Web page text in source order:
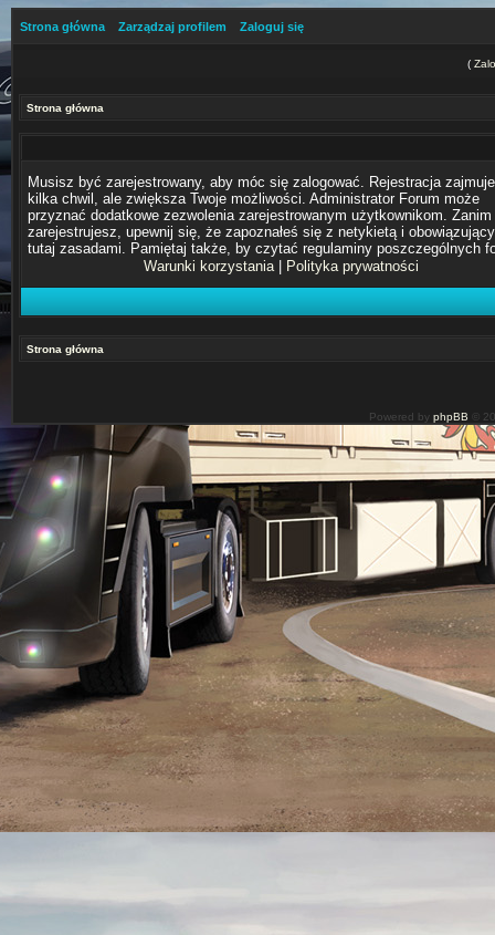
Strona główna Zarządzaj profilem Zaloguj się
(
Strona główna
Musisz być zarejestrowany, aby móc się zalogować. Rejestracja
kilka chwil, ale zwiększa Twoje możliwości. Administrator Forum może
przyznać dodatkowe zezwolenia zarejestrowanym użytkownikom.
zarejestrujesz, upewnij się, że zapoznałeś się z netykietą i
tutaj zasadami. Pamiętaj także, by czytać regulaminy poszczególnych
Warunki korzystania| Polityka prywatności
Strona główna
Powered by phpBB ©